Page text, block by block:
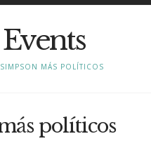
MÁS POLÍTICOS
políticos